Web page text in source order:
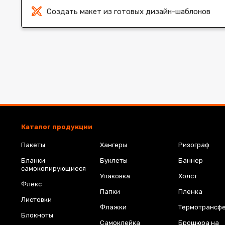
Создать макет из готовых дизайн-шаблонов
Каталог продукции
Пакеты
Бланки
самокопирующиеся
Флекс
Листовки
Блокноты
Хангеры
Буклеты
Упаковка
Папки
Флажки
Самоклейка
Ризограф
Баннер
Холст
Пленка
Брошюра на